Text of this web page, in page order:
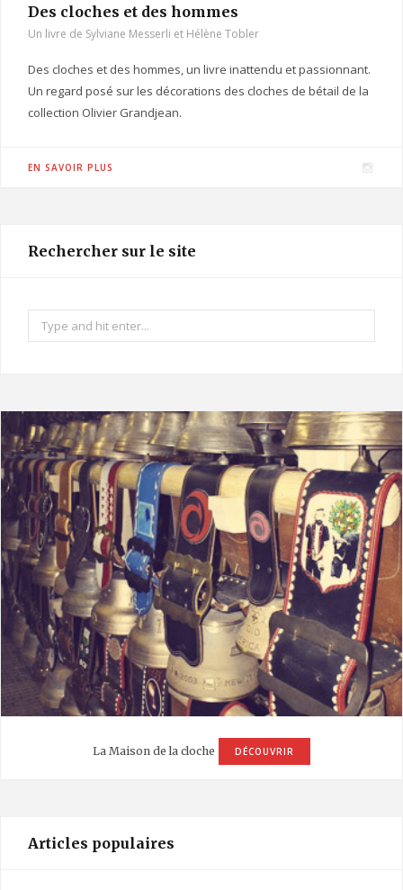
Des cloches et des hommes
Un livre de Sylviane Messerli et Hélène Tobler
Des cloches et des hommes, un livre inattendu et passionnant.
Un regard posé sur les décorations des cloches de bétail de la
collection Olivier Grandjean.
EN SAVOIR PLUS
I
r
Rechercher sur le site
Search
for:
La Maison de la cloche DÉCOUVRIR
Articles populaires